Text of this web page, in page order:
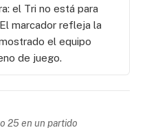
el Tri no está para
marcador refleja la
el equipo
de juego.
25 en un partido